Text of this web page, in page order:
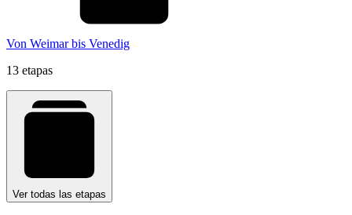
Von Weimar bis Venedig
13 etapas
Ver todas las etapas